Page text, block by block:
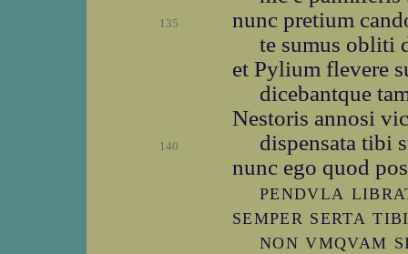
135
nunc pretium
te sumus obliti
et Pylium flevere
dicebantque
Nestoris annosi
140
dispensata tibi
nunc ego quod
pendvla
semper serta
non vmqvam